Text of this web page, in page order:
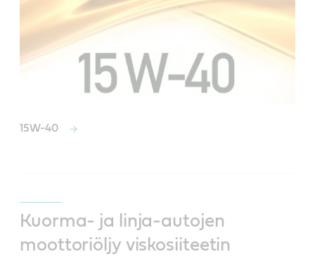
15W-40
Kuorma- ja linja-autojen
moottoriöljy viskosiiteetin